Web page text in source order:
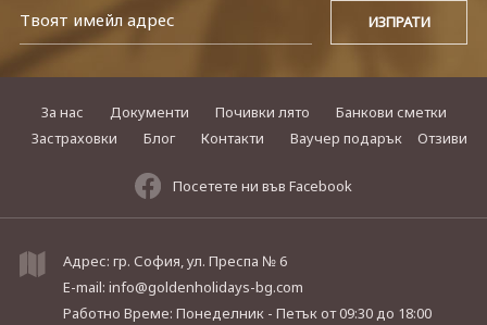
За нас Документи Почивки лято
Банкови сметки
Застраховки
Блог Контакти Ваучер подарък Отзиви
Посетете ни във Facebook
Адрес: гр. София, ул. Преспа № 6
E-mail: info@goldenholidays-bg.com
Работно Време: Понеделник - Петъкот 09:30 до 18:00